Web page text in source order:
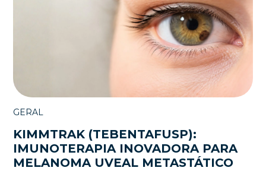
GERAL
KIMMTRAK (TEBENTAFUSP):
IMUNOTERAPIA INOVADORA PARA
MELANOMA UVEAL METASTÁTICO